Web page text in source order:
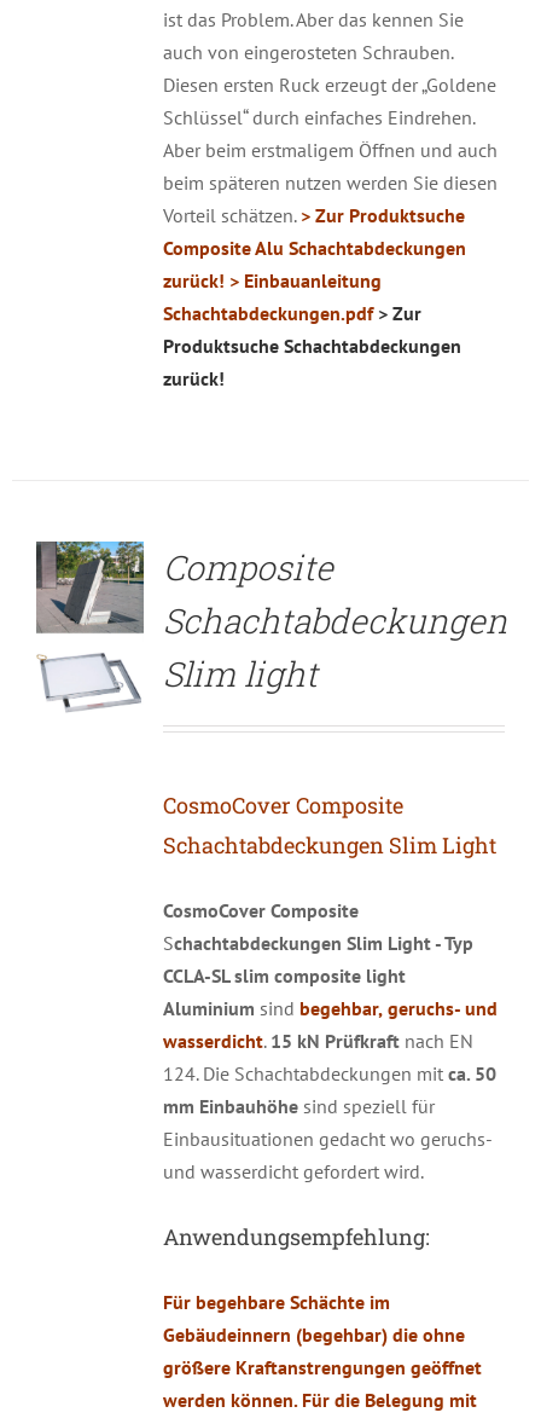
ist das Problem. Aber das kennen Sie
auch von eingerosteten Schrauben.
Diesen ersten Ruck erzeugt der „Goldene
Schlüssel“ durch einfaches Eindrehen.
Aber beim erstmaligem Öffnen und auch
beim späteren nutzen werden Sie diesen
Vorteil schätzen. > Zur Produktsuche
Composite Alu Schachtabdeckungen
zurück! > Einbauanleitung
Schachtabdeckungen.pdf > Zur
Produktsuche Schachtabdeckungen
zurück!
Composite
Schachtabdeckungen
Slim light
CosmoCover Composite
Schachtabdeckungen Slim Light
CosmoCover Composite
Schachtabdeckungen Slim Light - Typ
CCLA-SL slim composite light
Aluminium sind begehbar, geruchs- und
wasserdicht. 15 kN Prüfkraftnach EN
124. Die Schachtabdeckungen mit ca. 50
mm Einbauhöhesind speziell für
Einbausituationen gedacht wo geruchs-
und wasserdicht gefordert wird.
Anwendungsempfehlung:
Für begehbare Schächte im
Gebäudeinnern (begehbar) die ohne
größere Kraftanstrengungen geöffnet
werden können. Für die Belegung mit